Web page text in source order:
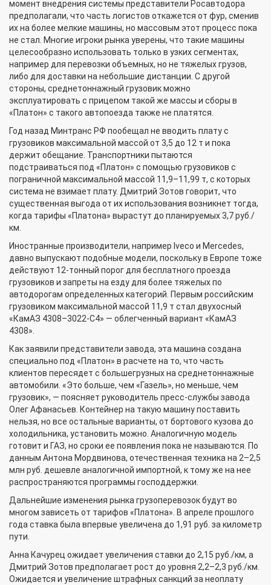
момент внедрения системы представители Росавтодора
предполагали, что часть логистов откажется от фур, сменив
их на более мелкие машины, но массовым этот процесс пока
не стал. Многие игроки рынка уверены, что такие машины
целесообразно использовать только в узких сегментах,
например для перевозки объемных, но не тяжелых грузов,
либо для доставки на небольшие дистанции. С другой
стороны, среднетоннажный грузовик можно
эксплуатировать с прицепом такой же массы и сборы в
«Платон» с такого автопоезда также не платятся.
Год назад Минтранс РФ пообещал не вводить плату с
грузовиков максимальной массой от 3,5 до 12 т и пока
держит обещание. Транспортники пытаются
подстраиваться под «Платон» с помощью грузовиков с
пограничной максимальной массой 11,9–11,99 т, с которых
система не взимает плату. Дмитрий Зотов говорит, что
существенная выгода от их использования возникнет тогда,
когда тарифы «Платона» вырастут до планируемых 3,7 руб./
км.
Иностранные производители, например Iveco и Merсedes,
давно выпускают подобные модели, поскольку в Европе тоже
действуют 12-тонный порог для бесплатного проезда
грузовиков и запреты на езду для более тяжелых по
автодорогам определенных категорий. Первым российским
грузовиком максимальной массой 11,9 т стал двухосный
«КамАЗ 4308–3022-C4» — облегченный вариант «КамАЗ
4308».
Как заявили представители завода, эта машина создана
специально под «Платон» в расчете на то, что часть
клиентов пересядет с большегрузных на среднетоннажные
автомобили. «Это больше, чем «Газель», но меньше, чем
грузовик», — поясняет руководитель пресс-службы завода
Олег Афанасьев. Контейнер на такую машину поставить
нельзя, но все остальные варианты, от бортового кузова до
холодильника, установить можно. Аналогичную модель
готовит и ГАЗ, но сроки ее появления пока не называются. По
данным Антона Мордвинова, отечественная техника на 2–2,5
млн руб. дешевле аналогичной импортной, к тому же на нее
распространяются программы господдержки.
Дальнейшие изменения рынка грузоперевозок будут во
многом зависеть от тарифов «Платона». В апреле прошлого
года ставка была впервые увеличена до 1,91 руб. за километр
пути.
Анна Качурец ожидает увеличения ставки до 2,15 руб./км, а
Дмитрий Зотов предполагает рост до уровня 2,2–2,3 руб./км.
Ожидается и увеличение штрафных санкций за неоплату